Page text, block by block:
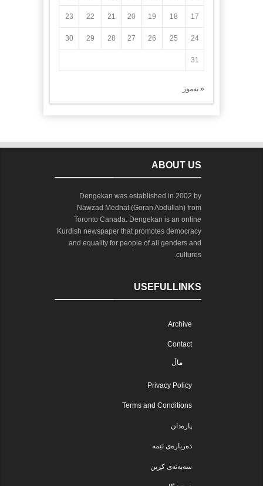
17
18
19
20
21
22
23
24
25
26
27
28
29
30
31
« تەموز
ABOUT US
Dengekan was established in 2002 by
Nawzad Medhat (Goran Abdullah) from
Toronto Canada. Dengekan is an online
Kurdish newspaper that promotes democracy
and equality for people of all genders and
cultures.
USEFULLINKS
Archive
Contact
ماڵ
Privacy Policy
Terms and Conditions
پارەدان
دەربارەی ئێمە
سەبەتەی کڕین